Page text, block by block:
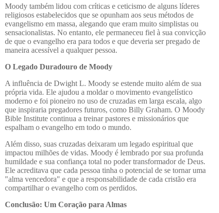
Moody também lidou com críticas e ceticismo de alguns líderes
religiosos estabelecidos que se opunham aos seus métodos de
evangelismo em massa, alegando que eram muito simplistas ou
sensacionalistas. No entanto, ele permaneceu fiel à sua convicção
de que o evangelho era para todos e que deveria ser pregado de
maneira acessível a qualquer pessoa.
O Legado Duradouro de Moody
A influência de Dwight L. Moody se estende muito além de sua
própria vida. Ele ajudou a moldar o movimento evangelístico
moderno e foi pioneiro no uso de cruzadas em larga escala, algo
que inspiraria pregadores futuros, como Billy Graham. O Moody
Bible Institute continua a treinar pastores e missionários que
espalham o evangelho em todo o mundo.
Além disso, suas cruzadas deixaram um legado espiritual que
impactou milhões de vidas. Moody é lembrado por sua profunda
humildade e sua confiança total no poder transformador de Deus.
Ele acreditava que cada pessoa tinha o potencial de se tornar uma
"alma vencedora" e que a responsabilidade de cada cristão era
compartilhar o evangelho com os perdidos.
Conclusão: Um Coração para Almas